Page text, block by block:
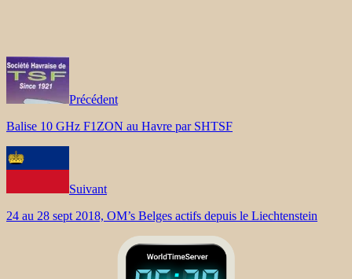
Précédent
Balise 10 GHz F1ZON au Havre par SHTSF
Suivant
24 au 28 sept 2018, OM’s Belges actifs depuis le Liechtenstein